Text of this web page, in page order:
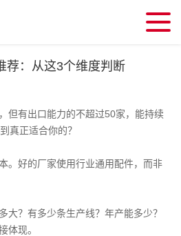
荐：从这3个维度判断
但有出口能力的不超过50家，能持续
真正适合你的？
。好的厂家使用行业通用配件，而非
大？有多少条生产线？年产能多少？
体现。